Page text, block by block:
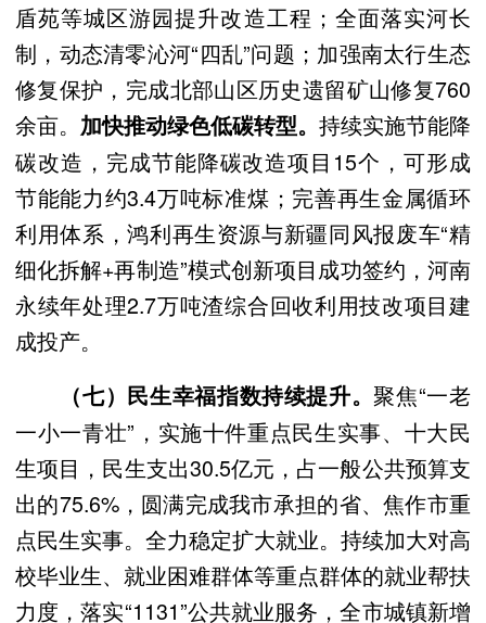
盾苑等城区游园提升改造工程；全面落实河长
制，动态清零沁河“四乱”问题；加强南太行生态
修复保护，完成北部山区历史遗留矿山修复760
余亩。 加快推动绿色低碳转型。 持续实施节能降
碳改造，完成节能降碳改造项目15个，可形成
节能能力约3.4万吨标准煤；完善再生金属循环
利用体系，鸿利再生资源与新疆同风报废车“精
细化拆解+再制造”模式创新项目成功签约，河南
永续年处理2.7万吨渣综合回收利用技改项目建
成投产。
（七）民生幸福指数持续提升。聚焦“一老
一小一青壮”，实施十件重点民生实事、十大民
生项目，民生支出30.5亿元，占一般公共预算支
出的75.6%，圆满完成我市承担的省、焦作市重
点民生实事。全力稳定扩大就业。持续加大对高
校毕业生、就业困难群体等重点群体的就业帮扶
力度，落实“1131”公共就业服务，全市城镇新增